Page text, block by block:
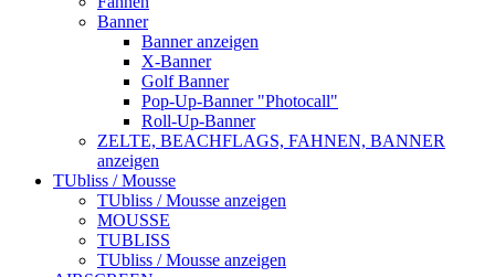
Banner
Banner anzeigen
X-Banner
Golf Banner
Pop-Up-Banner "Photocall"
Roll-Up-Banner
ZELTE, BEACHFLAGS, FAHNEN, BANNER
anzeigen
TUbliss / Mousse
TUbliss / Mousse anzeigen
MOUSSE
TUBLISS
TUbliss / Mousse anzeigen